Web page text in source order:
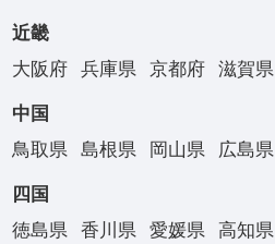
近畿
大阪府
兵庫県 京都府 滋賀県
中国
鳥取県
島根県 岡山県 広島県
四国
徳島県
香川県 愛媛県 高知県